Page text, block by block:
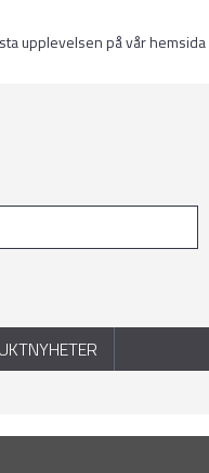
upplevelsen på vår hemsida